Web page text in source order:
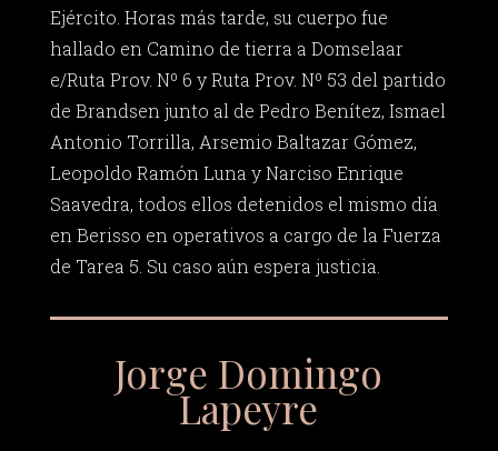
Ejército. Horas más tarde, su cuerpo fue
hallado en Camino de tierra a Domselaar
e/Ruta Prov. Nº 6 y Ruta Prov. Nº 53 del partido
de Brandsen junto al de Pedro Benítez, Ismael
Antonio Torrilla, Arsemio Baltazar Gómez,
Leopoldo Ramón Luna y Narciso Enrique
Saavedra, todos ellos detenidos el mismo día
en Berisso en operativos a cargo de la Fuerza
de Tarea 5. Su caso aún espera justicia.
Jorge Domingo
Lapeyre